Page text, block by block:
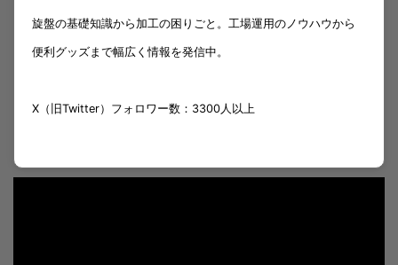
旋盤の基礎知識から加工の困りごと。工場運用のノウハウから
便利グッズまで幅広く情報を発信中。
X（旧Twitter）フォロワー数：3300人以上